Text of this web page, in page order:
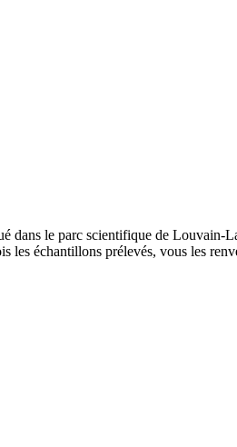
dans le parc scientifique de
échantillons prélevés, vous les